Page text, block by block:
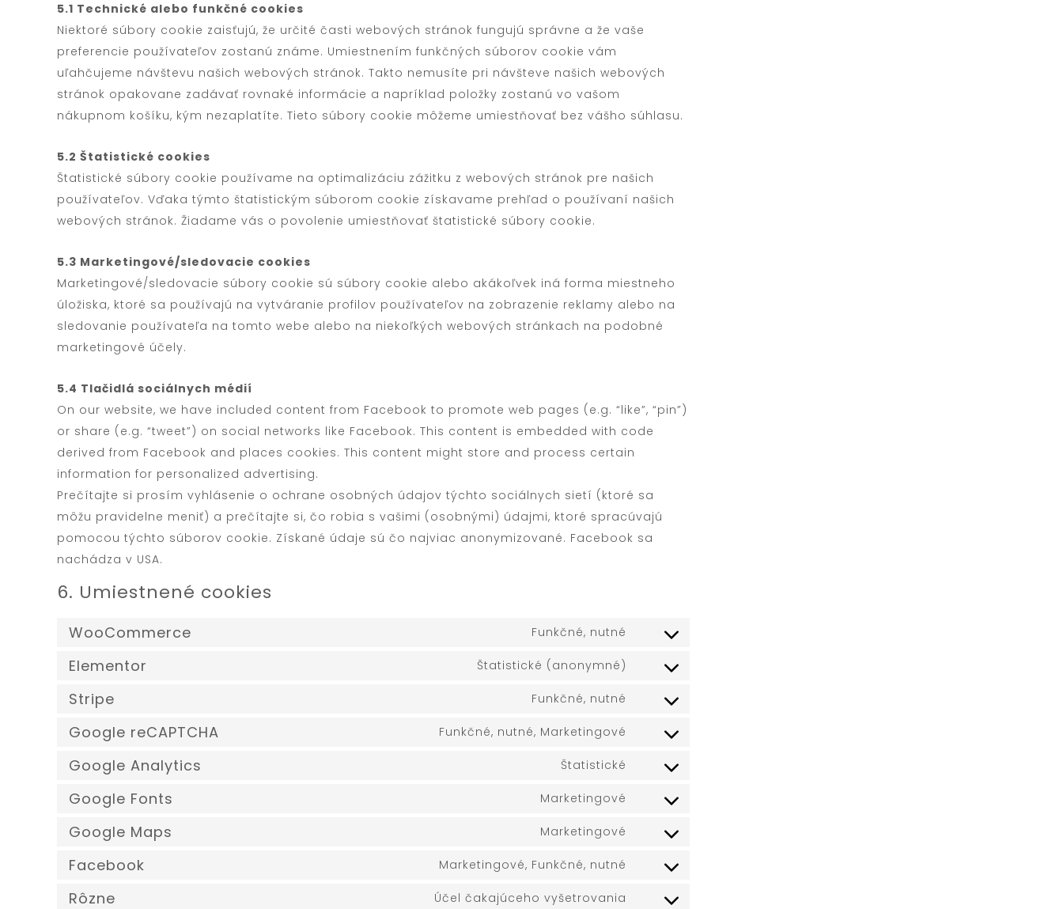
5.1 Technické alebo funkčné cookies
Niektoré súbory cookie zaisťujú, že určité časti webových stránok fungujú správne a že vaše
preferencie používateľov zostanú známe. Umiestnením funkčných súborov cookie vám
uľahčujeme návštevu našich webových stránok. Takto nemusíte pri návšteve našich webových
stránok opakovane zadávať rovnaké informácie a napríklad položky zostanú vo vašom
nákupnom košíku, kým nezaplatíte. Tieto súbory cookie môžeme umiestňovať bez vášho súhlasu.
5.2 Štatistické cookies
Štatistické súbory cookie používame na optimalizáciu zážitku z webových stránok pre našich
používateľov. Vďaka týmto štatistickým súborom cookie získavame prehľad o používaní našich
webových stránok. Žiadame vás o povolenie umiestňovať štatistické súbory cookie.
5.3 Marketingové/sledovacie cookies
Marketingové/sledovacie súbory cookie sú súbory cookie alebo akákoľvek iná forma miestneho
úložiska, ktoré sa používajú na vytváranie profilov používateľov na zobrazenie reklamy alebo na
sledovanie používateľa na tomto webe alebo na niekoľkých webových stránkach na podobné
marketingové účely.
5.4 Tlačidlá sociálnych médií
On our website, we have included content from Facebook to promote web pages (e.g. “like”, “pin”)
or share (e.g. “tweet”) on social networks like Facebook. This content is embedded with code
derived from Facebook and places cookies. This content might store and process certain
information for personalized advertising.
Prečítajte si prosím vyhlásenie o ochrane osobných údajov týchto sociálnych sietí (ktoré sa
môžu pravidelne meniť) a prečítajte si, čo robia s vašimi (osobnými) údajmi, ktoré spracúvajú
pomocou týchto súborov cookie. Získané údaje sú čo najviac anonymizované. Facebook sa
nachádza v USA.
6. Umiestnené cookies
WooCommerce Funkčné, nutné
Elementor Štatistické (anonymné)
Stripe Funkčné, nutné
Google reCAPTCHA Funkčné, nutné, Marketingové
Google Analytics Štatistické
Google Fonts Marketingové
Google Maps Marketingové
Facebook Marketingové, Funkčné, nutné
Rôzne Účel čakajúceho vyšetrovania